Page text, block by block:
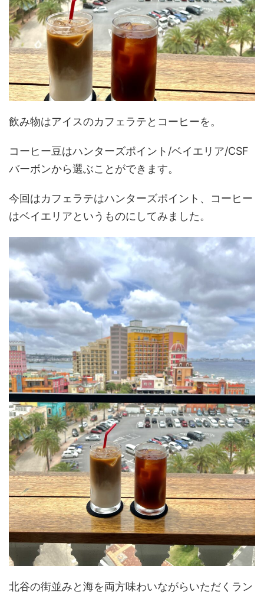
飲み物はアイスのカフェラテとコーヒーを。
コーヒー豆はハンターズポイント/ベイエリア/CSF
バーボンから選ぶことができます。
今回はカフェラテはハンターズポイント、コーヒー
はベイエリアというものにしてみました。
北谷の街並みと海を両方味わいながらいただくラン